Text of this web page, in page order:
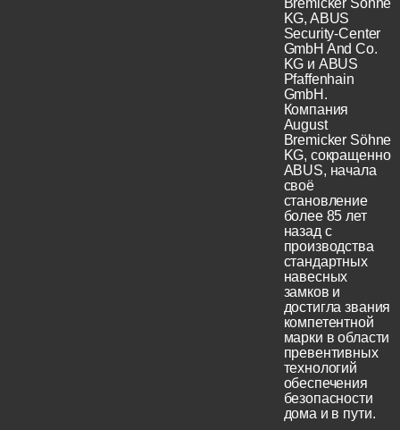
Bremicker Söhne
KG, ABUS
Security-Center
GmbH And Co.
KG и ABUS
Pfaffenhain
GmbH.
Компания
August
Bremicker Söhne
KG, сокращенно
ABUS, начала
своё
становление
более 85 лет
назад с
производства
стандартных
навесных
замков и
достигла звания
компетентной
марки в области
превентивных
технологий
обеспечения
безопасности
дома и в пути.